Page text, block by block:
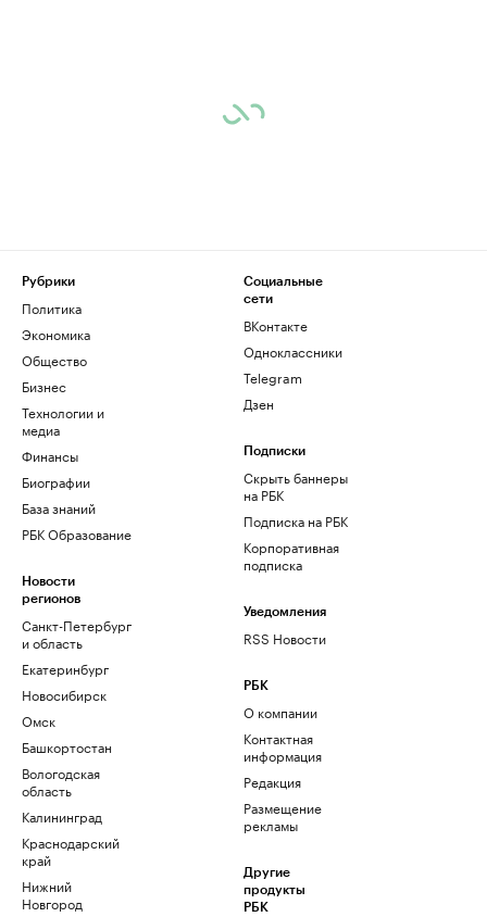
Рубрики
Политика
Экономика
Общество
Бизнес
Технологии и
медиа
Финансы
Биографии
База знаний
РБК Образование
Новости
регионов
Санкт-Петербург
и область
Екатеринбург
Новосибирск
Омск
Башкортостан
Вологодская
область
Калининград
Краснодарский
край
Нижний
Новгород
Социальные
сети
ВКонтакте
Одноклассники
Telegram
Дзен
Подписки
Скрыть баннеры
на РБК
Подписка на РБК
Корпоративная
подписка
Уведомления
RSS Новости
РБК
О компании
Контактная
информация
Редакция
Размещение
рекламы
Другие
продукты
РБК